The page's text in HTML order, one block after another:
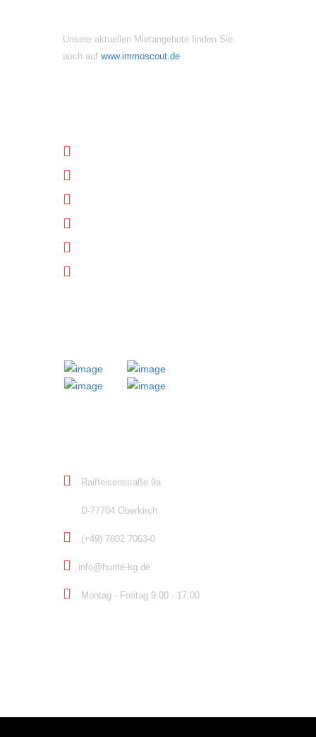
Unsere aktuellen Mietangebote finden Sie
auch auf www.immoscout.de
Raiffeisenstraße 9a
D-77704 Oberkirch
(+49) 7802 7063-0
info@hurrle-kg.de
Montag - Freitag 9.00 - 17.00